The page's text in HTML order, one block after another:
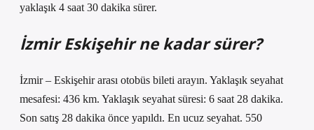
yaklaşık 4 saat 30 dakika sürer.
İzmir Eskişehir ne kadar sürer?
İzmir – Eskişehir arası otobüs bileti arayın. Yaklaşık seyahat
mesafesi: 436 km. Yaklaşık seyahat süresi: 6 saat 28 dakika.
Son satış 28 dakika önce yapıldı. En ucuz seyahat. 550